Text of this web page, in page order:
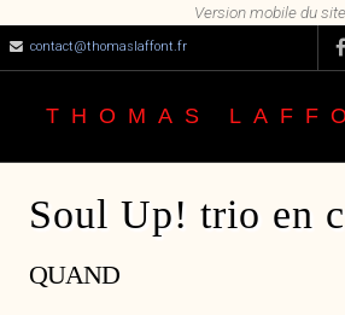
contact@thomaslaffont.fr
THOMAS
Soul Up! trio en
QUAND